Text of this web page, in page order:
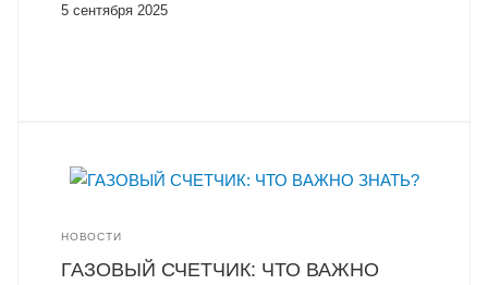
5 сентября 2025
НОВОСТИ
ГАЗОВЫЙ СЧЕТЧИК: ЧТО ВАЖНО